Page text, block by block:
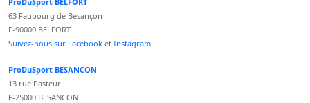
63 Faubourg de Besançon
F-90000 BELFORT
Suivez-nous sur Facebook et Instagram
ProDuSport BESANCON
13 rue Pasteur
F-25000 BESANCON